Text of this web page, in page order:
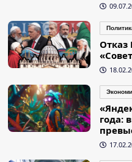
Отказ
года: